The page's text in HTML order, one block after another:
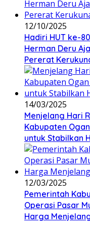
12/10/2025
Hadiri HUT ke-
Herman Deru
Pererat
14/03/2025
Menjelang Hari
Kabupaten
untuk Stabilkan
12/03/2025
Pemerintah
Operasi Pasar
Harga